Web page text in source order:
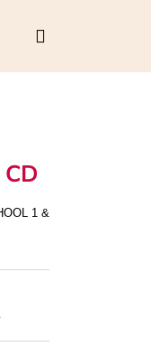
Nákupný
1 &